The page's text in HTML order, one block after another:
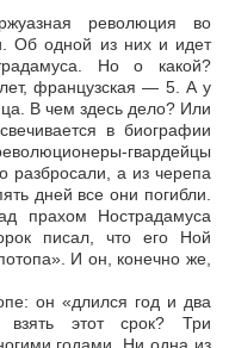
революция во
Об одной из них и идет
Но о какой?
французская — 5. А у
В чем здесь дело? Или
в биографии
гвардейцы
разбросали, а из черепа
дней все они погибли.
прахом Нострадамуса
писал, что его Ной
И он, конечно же,
он «длился год и два
этот срок? Три